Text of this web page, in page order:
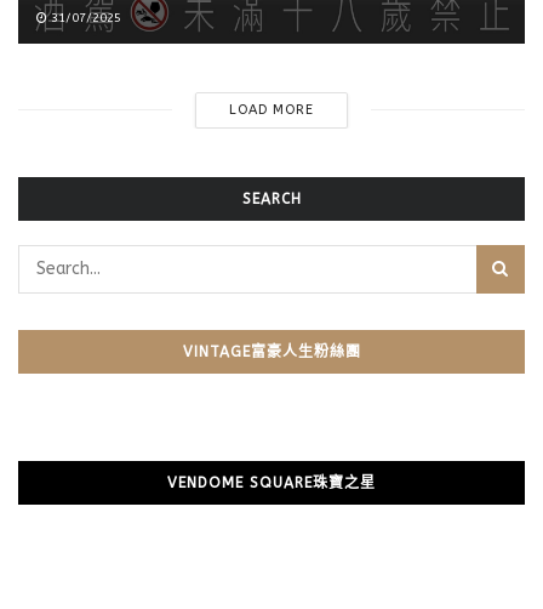
31/07/2025
LOAD MORE
SEARCH
VINTAGE富豪人生粉絲團
VENDOME SQUARE珠寶之星